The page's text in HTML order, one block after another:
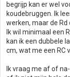
begrijp kan er wel
koudebruggen. Ik
werken, maar de Rd
Ik wil minimaal een
kan ik een dubbele
cm, wat me een RC
Ik vraag me af of